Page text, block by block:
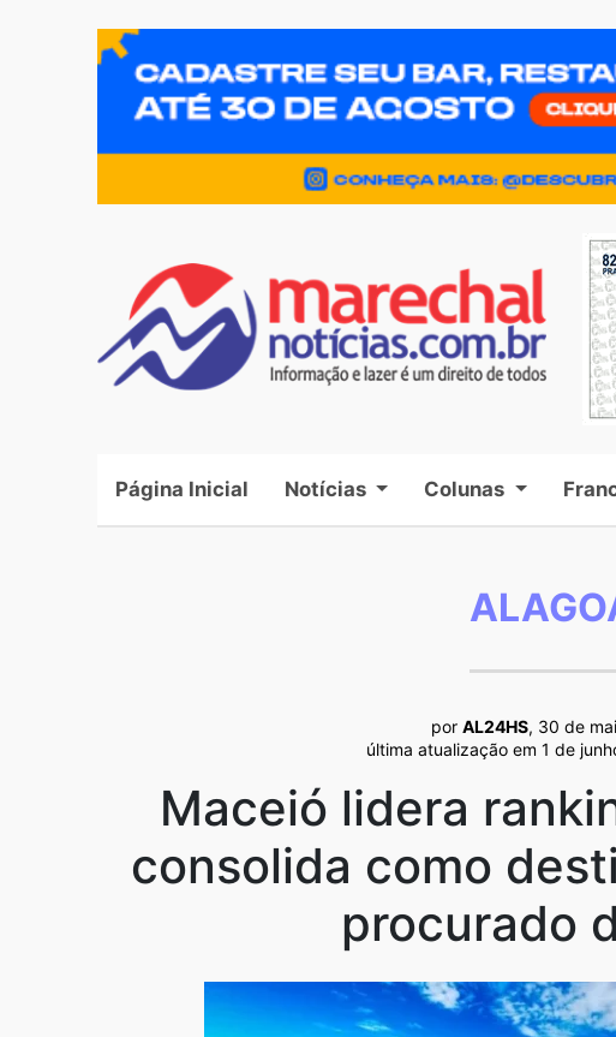
Página Inicial (current)
Notícias Colunas
por AL24HS, 30 de
última atualização em 1 de
Maceió lidera
consolida como
procurado